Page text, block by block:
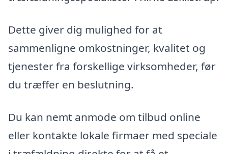
Dette giver dig mulighed for at
sammenligne omkostninger, kvalitet og
tjenester fra forskellige virksomheder, før
du træffer en beslutning.
Du kan nemt anmode om tilbud online
eller kontakte lokale firmaer med speciale